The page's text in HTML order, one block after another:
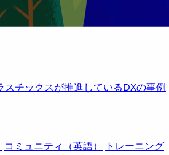
チックスが推進しているDXの事例
コミュニティ（英語）
トレーニング